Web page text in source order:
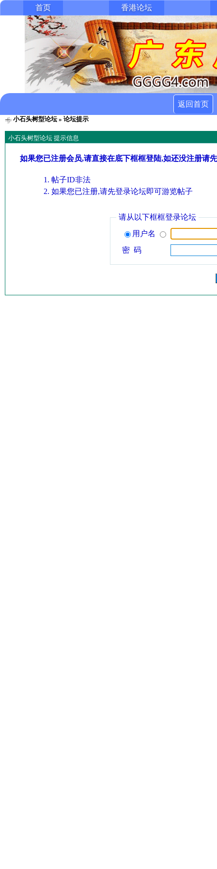
首页 香港论坛
返回首页
小石头树型论坛» 论坛提示
小石头树型论坛 提示信息
如果您已注册会员,请直接在底下框框登陆,如还没注册请
帖子ID非法
如果您已注册,请先登录论坛即可游览帖子
请从以下框框登录论坛
用户名
密 码